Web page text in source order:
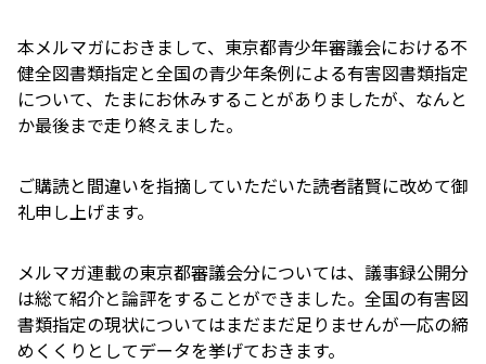
本メルマガにおきまして、東京都青少年審議会における不
健全図書類指定と全国の青少年条例による有害図書類指定
について、たまにお休みすることがありましたが、なんと
か最後まで走り終えました。
ご購読と間違いを指摘していただいた読者諸賢に改めて御
礼申し上げます。
メルマガ連載の東京都審議会分については、議事録公開分
は総て紹介と論評をすることができました。全国の有害図
書類指定の現状についてはまだまだ足りませんが一応の締
めくくりとしてデータを挙げておきます。